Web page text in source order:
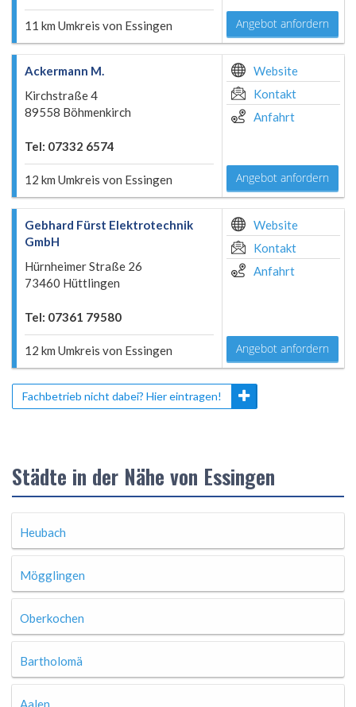
11 km Umkreis von Essingen Angebot anfordern
Ackermann M.
Kirchstraße 4
89558 Böhmenkirch
Tel: 07332 6574
12 km Umkreis von Essingen
Website
Kontakt
Anfahrt
Angebot anfordern
Gebhard Fürst Elektrotechnik
GmbH
Hürnheimer Straße 26
73460 Hüttlingen
Tel: 07361 79580
12 km Umkreis von Essingen
Website
Kontakt
Anfahrt
Angebot anfordern
Fachbetrieb nicht dabei? Hier eintragen!
Städte in der Nähe von Essingen
Heubach
Mögglingen
Oberkochen
Bartholomä
Aalen